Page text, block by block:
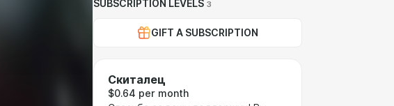
SUBSCRIPTION LEVELS 3
GIFT A SUBSCRIPTION
Скиталец
$0.64 per month